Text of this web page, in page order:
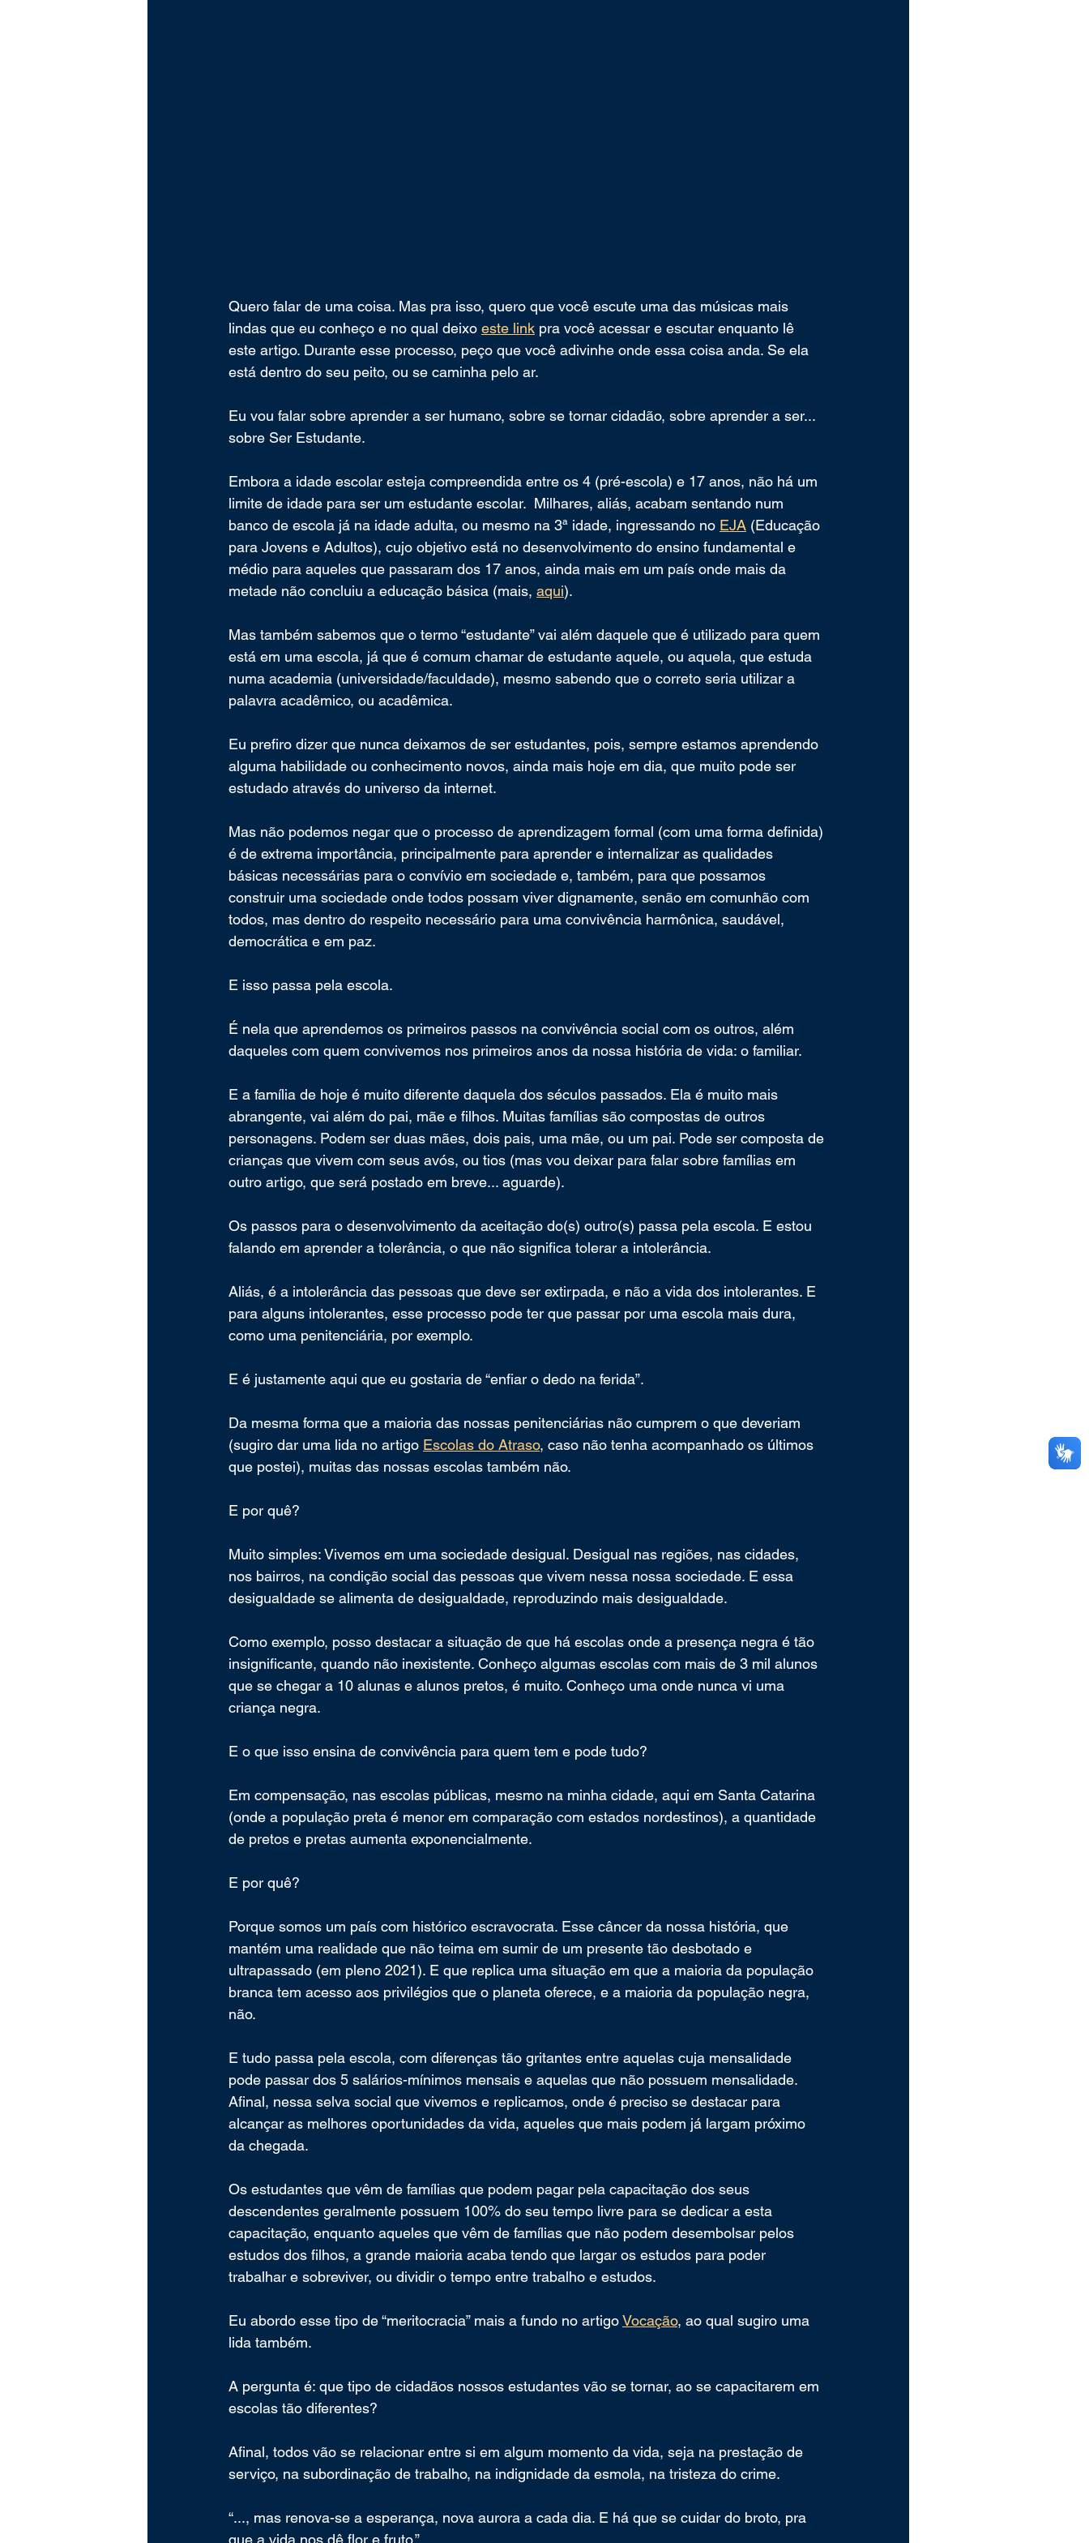
Quero falar de uma coisa. Mas pra isso, quero que você escute uma das músicas mais
lindas que eu conheço e no qual deixo este link pra você acessar e escutar enquanto lê
este artigo. Durante esse processo, peço que você adivinhe onde essa coisa anda. Se ela
está dentro do seu peito, ou se caminha pelo ar.
Eu vou falar sobre aprender a ser humano, sobre se tornar cidadão, sobre aprender a ser...
sobre Ser Estudante.
Embora a idade escolar esteja compreendida entre os 4 (pré-escola) e 17 anos, não há um
limite de idade para ser um estudante escolar.  Milhares, aliás, acabam sentando num
banco de escola já na idade adulta, ou mesmo na 3ª idade, ingressando no EJA (Educação
para Jovens e Adultos), cujo objetivo está no desenvolvimento do ensino fundamental e
médio para aqueles que passaram dos 17 anos, ainda mais em um país onde mais da
metade não concluiu a educação básica (mais, aqui).
Mas também sabemos que o termo “estudante” vai além daquele que é utilizado para quem
está em uma escola, já que é comum chamar de estudante aquele, ou aquela, que estuda
numa academia (universidade/faculdade), mesmo sabendo que o correto seria utilizar a
palavra acadêmico, ou acadêmica.
Eu prefiro dizer que nunca deixamos de ser estudantes, pois, sempre estamos aprendendo
alguma habilidade ou conhecimento novos, ainda mais hoje em dia, que muito pode ser
estudado através do universo da internet.
Mas não podemos negar que o processo de aprendizagem formal (com uma forma definida)
é de extrema importância, principalmente para aprender e internalizar as qualidades
básicas necessárias para o convívio em sociedade e, também, para que possamos
construir uma sociedade onde todos possam viver dignamente, senão em comunhão com
todos, mas dentro do respeito necessário para uma convivência harmônica, saudável,
democrática e em paz.
E isso passa pela escola.
É nela que aprendemos os primeiros passos na convivência social com os outros, além
daqueles com quem convivemos nos primeiros anos da nossa história de vida: o familiar.
E a família de hoje é muito diferente daquela dos séculos passados. Ela é muito mais
abrangente, vai além do pai, mãe e filhos. Muitas famílias são compostas de outros
personagens. Podem ser duas mães, dois pais, uma mãe, ou um pai. Pode ser composta de
crianças que vivem com seus avós, ou tios (mas vou deixar para falar sobre famílias em
outro artigo, que será postado em breve... aguarde).
Os passos para o desenvolvimento da aceitação do(s) outro(s) passa pela escola. E estou
falando em aprender a tolerância, o que não significa tolerar a intolerância.
Aliás, é a intolerância das pessoas que deve ser extirpada, e não a vida dos intolerantes. E
para alguns intolerantes, esse processo pode ter que passar por uma escola mais dura,
como uma penitenciária, por exemplo.
E é justamente aqui que eu gostaria de “enfiar o dedo na ferida”.
Da mesma forma que a maioria das nossas penitenciárias não cumprem o que deveriam
(sugiro dar uma lida no artigo Escolas do Atraso, caso não tenha acompanhado os últimos
que postei), muitas das nossas escolas também não.
E por quê?
Muito simples: Vivemos em uma sociedade desigual. Desigual nas regiões, nas cidades,
nos bairros, na condição social das pessoas que vivem nessa nossa sociedade. E essa
desigualdade se alimenta de desigualdade, reproduzindo mais desigualdade.
Como exemplo, posso destacar a situação de que há escolas onde a presença negra é tão
insignificante, quando não inexistente. Conheço algumas escolas com mais de 3 mil alunos
que se chegar a 10 alunas e alunos pretos, é muito. Conheço uma onde nunca vi uma
criança negra.
E o que isso ensina de convivência para quem tem e pode tudo?
Em compensação, nas escolas públicas, mesmo na minha cidade, aqui em Santa Catarina
(onde a população preta é menor em comparação com estados nordestinos), a quantidade
de pretos e pretas aumenta exponencialmente.
E por quê?
Porque somos um país com histórico escravocrata. Esse câncer da nossa história, que
mantém uma realidade que não teima em sumir de um presente tão desbotado e
ultrapassado (em pleno 2021). E que replica uma situação em que a maioria da população
branca tem acesso aos privilégios que o planeta oferece, e a maioria da população negra,
não.
E tudo passa pela escola, com diferenças tão gritantes entre aquelas cuja mensalidade
pode passar dos 5 salários-mínimos mensais e aquelas que não possuem mensalidade.
Afinal, nessa selva social que vivemos e replicamos, onde é preciso se destacar para
alcançar as melhores oportunidades da vida, aqueles que mais podem já largam próximo
da chegada.
Os estudantes que vêm de famílias que podem pagar pela capacitação dos seus
descendentes geralmente possuem 100% do seu tempo livre para se dedicar a esta
capacitação, enquanto aqueles que vêm de famílias que não podem desembolsar pelos
estudos dos filhos, a grande maioria acaba tendo que largar os estudos para poder
trabalhar e sobreviver, ou dividir o tempo entre trabalho e estudos.
Eu abordo esse tipo de “meritocracia” mais a fundo no artigo Vocação, ao qual sugiro uma
lida também.
A pergunta é: que tipo de cidadãos nossos estudantes vão se tornar, ao se capacitarem em
escolas tão diferentes?
Afinal, todos vão se relacionar entre si em algum momento da vida, seja na prestação de
serviço, na subordinação de trabalho, na indignidade da esmola, na tristeza do crime.
“..., mas renova-se a esperança, nova aurora a cada dia. E há que se cuidar do broto, pra
que a vida nos dê flor e fruto.”